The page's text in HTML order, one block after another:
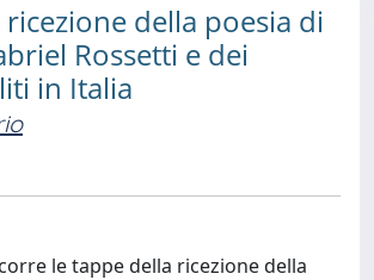
della poesia di
Rossetti e dei
in Italia
le tappe della ricezione della